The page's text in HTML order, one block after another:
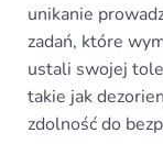
unikanie
zadań, które
ustali swojej
takie jak
zdolność do